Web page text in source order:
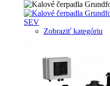
SEV
Zobraziť kategóriu